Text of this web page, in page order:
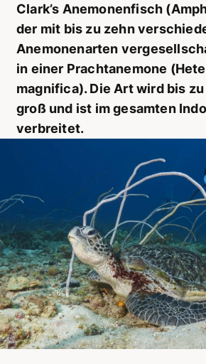
Clark’s Anemonenfisch
der mit bis zu zehn
Anemonenarten
in einer Prachtanemone
magnifica). Die Art wird bis
groß und ist im gesamten
verbreitet.